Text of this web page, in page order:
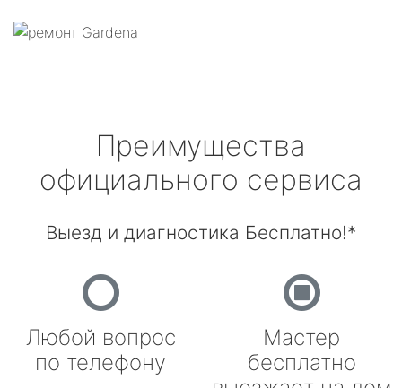
Преимущества
официального сервиса
Выезд и диагностика Бесплатно!*
Любой вопрос
по телефону
Мастер
бесплатно